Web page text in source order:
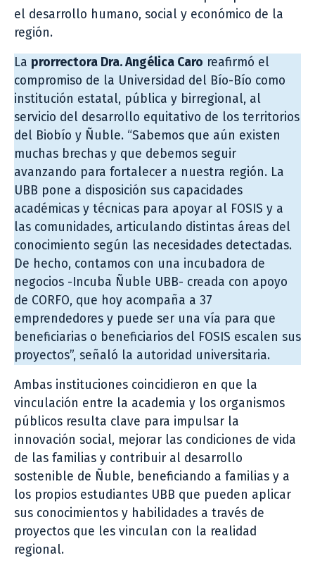
el desarrollo humano, social y económico de la
región.
La prorrectora Dra. Angélica Caro reafirmó el
compromiso de la Universidad del Bío-Bío como
institución estatal, pública y birregional, al
servicio del desarrollo equitativo de los territorios
del Biobío y Ñuble. “Sabemos que aún existen
muchas brechas y que debemos seguir
avanzando para fortalecer a nuestra región. La
UBB pone a disposición sus capacidades
académicas y técnicas para apoyar al FOSIS y a
las comunidades, articulando distintas áreas del
conocimiento según las necesidades detectadas.
De hecho, contamos con una incubadora de
negocios -Incuba Ñuble UBB- creada con apoyo
de CORFO, que hoy acompaña a 37
emprendedores y puede ser una vía para que
beneficiarias o beneficiarios del FOSIS escalen sus
proyectos”, señaló la autoridad universitaria.
Ambas instituciones coincidieron en que la
vinculación entre la academia y los organismos
públicos resulta clave para impulsar la
innovación social, mejorar las condiciones de vida
de las familias y contribuir al desarrollo
sostenible de Ñuble, beneficiando a familias y a
los propios estudiantes UBB que pueden aplicar
sus conocimientos y habilidades a través de
proyectos que les vinculan con la realidad
regional.